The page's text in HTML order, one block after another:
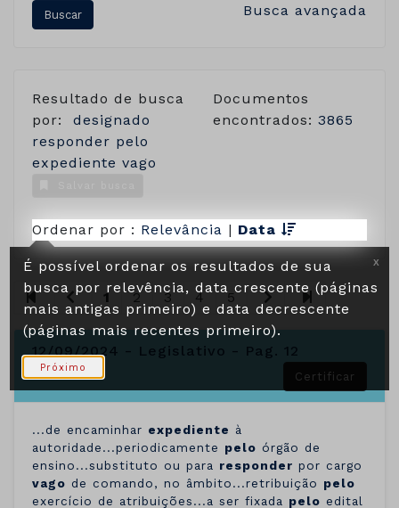
Busca avançada
Resultado de busca
por: designado
responder pelo
expediente vago
Documentos
encontrados: 3865
Ordenar por : Relevância | Data
1 2 3 4 5
12/09/2024 - Legislativo - Pag. 12
Certificar
...de encaminhar expediente à
autoridade...periodicamente pelo órgão de
ensino...substituto ou para responder por cargo
vago de comando, no âmbito...retribuição pelo
exercício de atribuições...a ser fixada pelo edital
É possível ordenar os resultados de sua
busca por relevência, data crescente (páginas
mais antigas primeiro) e data decrescente
(páginas mais recentes primeiro).
Próximo
X